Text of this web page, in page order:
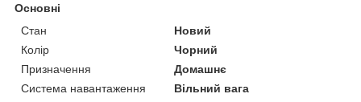
Основні
Стан
Новий
Колір
Чорний
Призначення
Домашнє
Система навантаження
Вільний вага